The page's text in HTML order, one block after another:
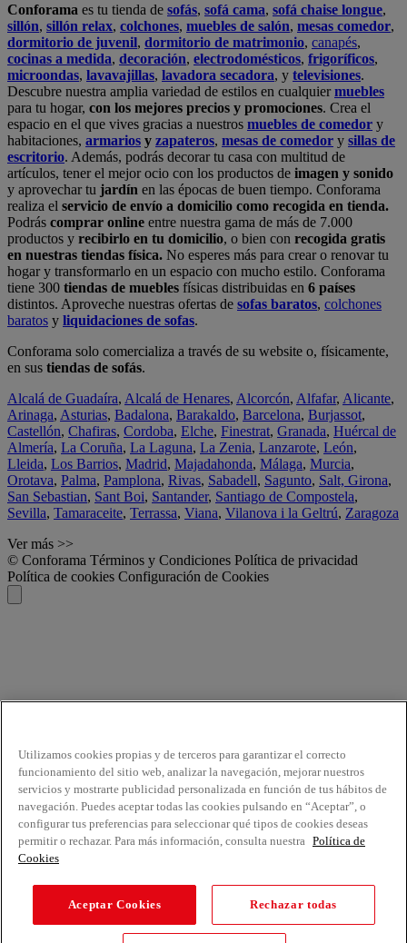
Conforama es tu tienda de sofás, sofá cama, sofá chaise longue,
sillón, sillón relax, colchones, muebles de salón, mesas comedor,
dormitorio de juvenil, dormitorio de matrimonio, canapés,
cocinas a medida, decoración, electrodomésticos, frigoríficos,
microondas, lavavajillas, lavadora secadora, y televisiones.
Descubre nuestra amplia variedad de estilos en cualquiermuebles
para tu hogar, con los mejores precios y promociones. Crea el
espacio en el que vives gracias a nuestros muebles de comedor y
habitaciones, armarios y zapateros, mesas de comedor y sillas de
escritorio. Además, podrás decorar tu casa con multitud de
artículos, tener el mejor ocio con los productos de imagen y sonido
y aprovechar tu jardín en las épocas de buen tiempo. Conforama
realiza el servicio de envío a domicilio como recogida en tienda.
Podrás comprar online entre nuestra gama de más de 7.000
productos y recibirlo en tu domicilio, o bien con recogida gratis
en nuestras tiendas física. No esperes más para crear o renovar tu
hogar y transformarlo en un espacio con mucho estilo. Conforama
tiene 300 tiendas de muebles físicas distribuidas en 6 países
distintos. Aproveche nuestras ofertas de sofas baratos, colchones
baratos y liquidaciones de sofas.
Conforama solo comercializa a través de su website o, físicamente,
en sus tiendas de sofás.
Alcalá de Guadaíra, Alcalá de Henares, Alcorcón, Alfafar, Alicante,
Arinaga, Asturias, Badalona, Barakaldo, Barcelona, Burjassot,
Castellón, Chafiras, Cordoba, Elche, Finestrat, Granada, Huércal de
Almería, La Coruña, La Laguna, La Zenia, Lanzarote, León,
Lleida, Los Barrios, Madrid, Majadahonda, Málaga, Murcia,
Orotava, Palma, Pamplona, Rivas, Sabadell, Sagunto, Salt, Girona,
San Sebastian, Sant Boi, Santander, Santiago de Compostela,
Sevilla, Tamaraceite, Terrassa, Viana, Vilanova i la Geltrú, Zaragoza
Ver más >>
© Conforama Términos y Condiciones Política de privacidad
Política de cookies Configuración de Cookies
Utilizamos cookies propias y de terceros para garantizar el correcto
funcionamiento del sitio web, analizar la navegación, mejorar nuestros
servicios y mostrarte publicidad personalizada en función de tus hábitos de
navegación. Puedes aceptar todas las cookies pulsando en “Aceptar”, o
configurar tus preferencias para seleccionar qué tipos de cookies deseas
permitir o rechazar. Para más información, consulta nuestra Política de
Cookies
Aceptar Cookies Rechazar todas